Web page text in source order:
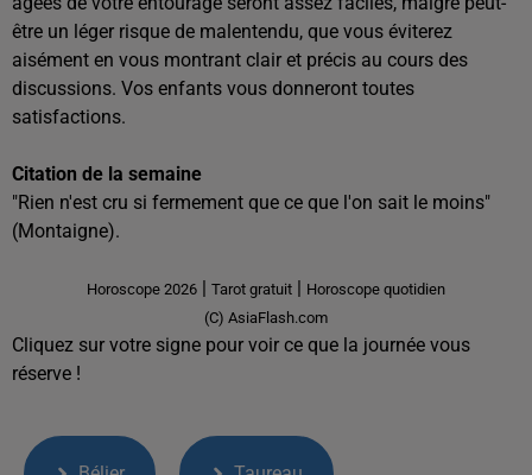
être un léger risque de malentendu, que vous éviterez
aisément en vous montrant clair et précis au cours des
discussions. Vos enfants vous donneront toutes
satisfactions.
Citation de la semaine
"Rien n'est cru si fermement que ce que l'on sait le moins"
(Montaigne).
Horoscope 2026 | Tarot gratuit | Horoscope quotidien
(C) AsiaFlash.com
Cliquez sur votre signe pour voir ce que la journée vous
réserve !